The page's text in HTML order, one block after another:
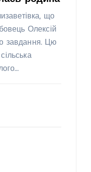
що
Олексій
завдання. Цю